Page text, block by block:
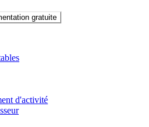
gratuite
d'activité